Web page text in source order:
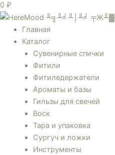
0 ₽
Главная
Каталог
Сувенирные спички
Фитили
Фитиледержатели
Ароматы и базы
Гильзы для свечей
Воск
Тара и упаковка
Сургуч и ложки
Инструменты